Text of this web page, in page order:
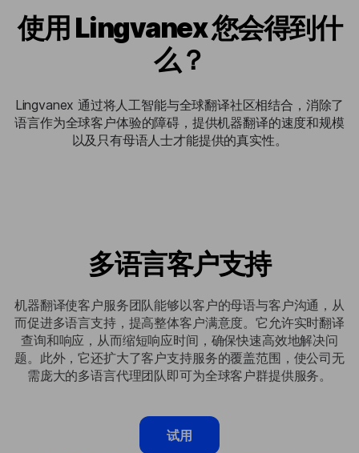
使用 Lingvanex 您会得到什
么？
Lingvanex 通过将人工智能与全球翻译社区相结合，消除了
语言作为全球客户体验的障碍，提供机器翻译的速度和规模
以及只有母语人士才能提供的真实性。​
多语言客户支持
机器翻译使客户服务团队能够以客户的母语与客户沟通，从
而促进多语言支持，提高整体客户满意度。它允许实时翻译
查询和响应，从而缩短响应时间，确保快速高效地解决问
题。此外，它还扩大了客户支持服务的覆盖范围，使公司无
需庞大的多语言代理团队即可为全球客户群提供服务。
试用